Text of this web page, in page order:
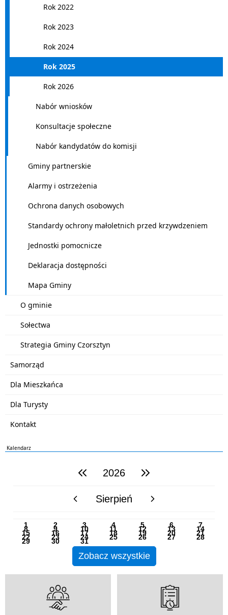
Rok 2022
Rok 2023
Rok 2024
Rok 2025
Rok 2026
Nabór wniosków
Konsultacje społeczne
Nabór kandydatów do komisji
Gminy partnerskie
Alarmy i ostrzeżenia
Ochrona danych osobowych
Standardy ochrony małoletnich przed krzywdzeniem
Jednostki pomocnicze
Deklaracja dostępności
Mapa Gminy
O gminie
Sołectwa
Strategia Gminy Czorsztyn
Samorząd
Dla Mieszkańca
Dla Turysty
Kontakt
Kalendarz
poprzedni rok2026 następny rok
poprzedni miesiącSierpień następny miesiąc
1 2 3 4 5 6 7
8 9 10 11 12 13 14
15 16 17 18 19 20 21
22 23 24 25 26 27 28
29 30 31
Zobacz wszystkie